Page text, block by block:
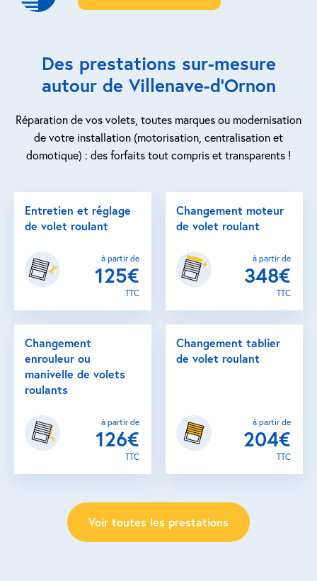
ESPACE PRO
Nous recrutons
QUI SOMMES-NOUS ?
Des prestations sur-mesure
autour de Villenave-d’Ornon
Réparation de vos volets, toutes marques ou modernisation
de votre installation (motorisation, centralisation et
domotique) : des forfaits tout compris et transparents !
Entretien et réglage
de volet roulant
à partir de
125€
TTC
Changement moteur
de volet roulant
à partir de
348€
TTC
Changement
enrouleur ou
manivelle de volets
roulants
à partir de
126€
TTC
Changement tablier
de volet roulant
à partir de
204€
TTC
Voir toutes les prestations